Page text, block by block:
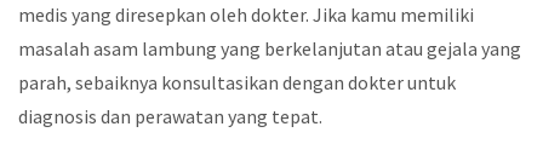
medis yang diresepkan oleh dokter. Jika kamu memiliki
masalah asam lambung yang berkelanjutan atau gejala yang
parah, sebaiknya konsultasikan dengan dokter untuk
diagnosis dan perawatan yang tepat.